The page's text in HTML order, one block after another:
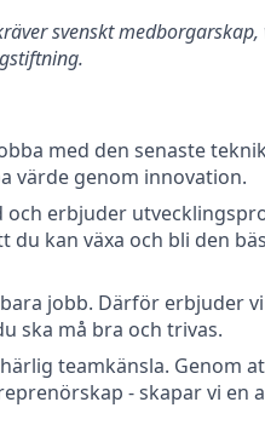
svenskt
med den senaste
värde genom innovation.
erbjuder
kan växa och bli den
jobb. Därför erbjuder
ska må bra och trivas.
teamkänsla. Genom
- skapar vi en